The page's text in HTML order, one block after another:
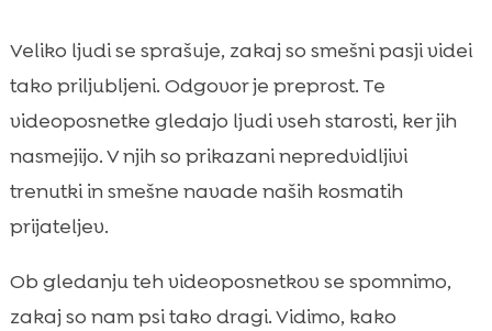
Veliko ljudi se sprašuje, zakaj so smešni pasji videi
tako priljubljeni. Odgovor je preprost. Te
videoposnetke gledajo ljudi vseh starosti, ker jih
nasmejijo. V njih so prikazani nepredvidljivi
trenutki in smešne navade naših kosmatih
prijateljev.
Ob gledanju teh videoposnetkov se spomnimo,
zakaj so nam psi tako dragi. Vidimo, kako